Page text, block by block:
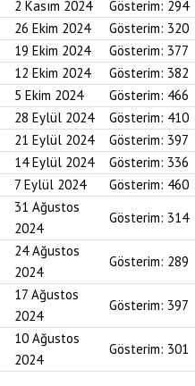
2 Kasım 2024 Gösterim: 294
26 Ekim 2024 Gösterim: 320
19 Ekim 2024 Gösterim: 377
12 Ekim 2024 Gösterim: 382
5 Ekim 2024 Gösterim: 466
28 Eylül 2024 Gösterim: 410
21 Eylül 2024 Gösterim: 397
14 Eylül 2024 Gösterim: 336
7 Eylül 2024 Gösterim: 460
31 Ağustos
2024
Gösterim: 314
24 Ağustos
2024
Gösterim: 289
17 Ağustos
2024
Gösterim: 397
10 Ağustos
2024
Gösterim: 301